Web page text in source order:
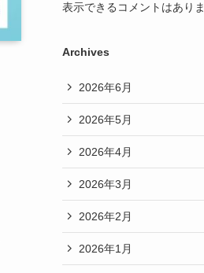
表示できるコメントはありま
Archives
2026年6月
2026年5月
2026年4月
2026年3月
2026年2月
2026年1月